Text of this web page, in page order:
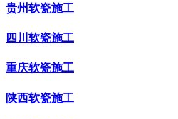
贵州软瓷施工
四川软瓷施工
重庆软瓷施工
陕西软瓷施工